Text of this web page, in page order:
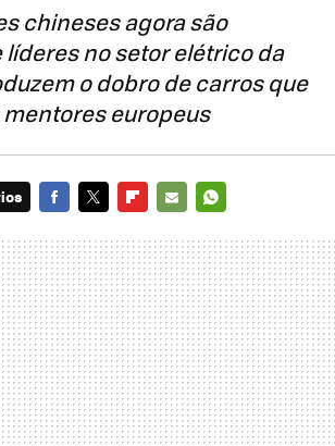
chineses agora são
no setor elétrico da
o dobro de carros que
europeus
MAIL